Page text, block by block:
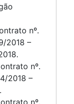
nº.
2018 –
nº.
2018 –
nº.